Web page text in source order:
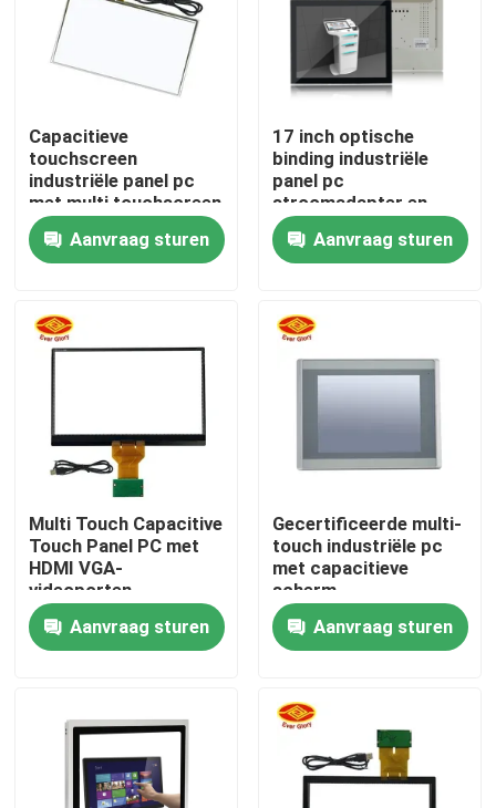
Thuis
Producten
Fabrieksreis
Kwaliteitscontrole
Contacteer ons
nieuws
Vraag een offerte aan
Het Comité van de aanrakingsvertoning
Capacitieve
touchscreen
industriële panel pc
met multi touchscreen
CE FCC RoHS
gecertificeerd
Aanvraag sturen
17 inch optische
binding industriële
panel pc
stroomadapter en
afstandsbediening
functieAanvraag sturen
Multi Touch Capacitive
Touch Panel PC met
HDMI VGA-
videoporten
Aanvraag sturen
Gecertificeerde multi-
touch industriële pc
met capacitieve
scherm
Aanvraag sturen